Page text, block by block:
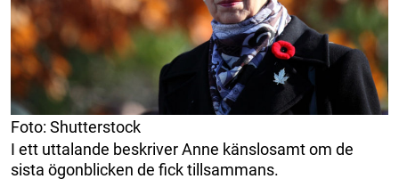
Foto: Shutterstock
I ett uttalande beskriver Anne känslosamt om de
sista ögonblicken de fick tillsammans.